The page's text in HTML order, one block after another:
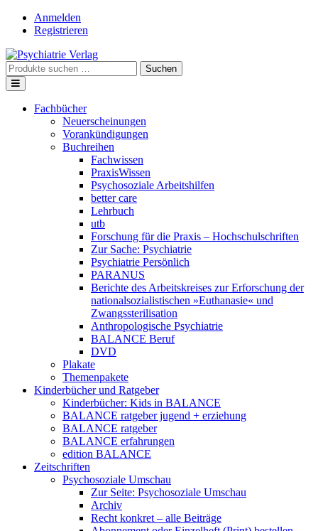
Skip
Anmelden
Registrieren
Suche
nach:
Suchen
Fachbücher
Neuerscheinungen
Vorankündigungen
Buchreihen
Fachwissen
PraxisWissen
Psychosoziale Arbeitshilfen
better care
Lehrbuch
utb
Forschung für die Praxis – Hochschulschriften
Zur Sache: Psychiatrie
Psychiatrie Persönlich
PARANUS
Berichte des Arbeitskreises zur Erforschung der
nationalsozialistischen »Euthanasie« und
Zwangssterilisation
Anthropologische Psychiatrie
BALANCE Beruf
DVD
Plakate
Themenpakete
Kinderbücher und Ratgeber
Kinderbücher: Kids in BALANCE
BALANCE ratgeber jugend + erziehung
BALANCE ratgeber
BALANCE erfahrungen
edition BALANCE
Zeitschriften
Psychosoziale Umschau
Zur Seite: Psychosoziale Umschau
Archiv
Recht konkret – alle Beiträge